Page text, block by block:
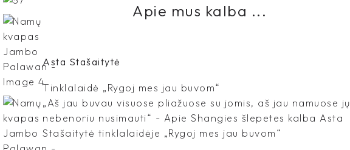
Apie mus kalba ...
Asta Stašaitytė
Tinklalaidė „Rygoj mes jau buvom“
„Aš jau buvau visuose pliažuose su jomis, aš jau namuose jų
nebenoriu nusimauti“ - Apie Shangies šlepetes kalba Asta
Stašaitytė tinklalaidėje „Rygoj mes jau buvom“